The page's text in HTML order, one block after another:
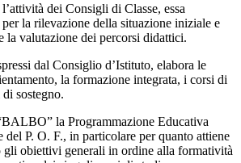
dei Consigli di Classe, essa
la rilevazione della situazione iniziale e
la valutazione dei percorsi didattici.
dal Consiglio d’Istituto, elabora le
la formazione integrata, i corsi di
sostegno.
la Programmazione Educativa
del P. O. F., in particolare per quanto attiene
gli obiettivi generali in ordine alla formatività